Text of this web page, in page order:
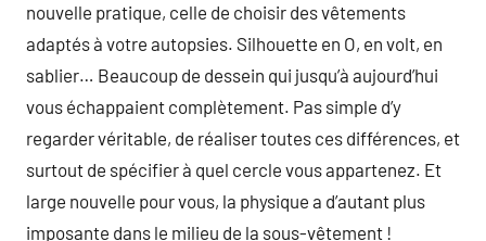
nouvelle pratique, celle de choisir des vêtements
adaptés à votre autopsies. Silhouette en O, en volt, en
sablier… Beaucoup de dessein qui jusqu’à aujourd’hui
vous échappaient complètement. Pas simple d’y
regarder véritable, de réaliser toutes ces différences, et
surtout de spécifier à quel cercle vous appartenez. Et
large nouvelle pour vous, la physique a d’autant plus
imposante dans le milieu de la sous-vêtement !